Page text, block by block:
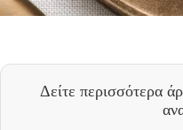
Δείτε περισσότερα